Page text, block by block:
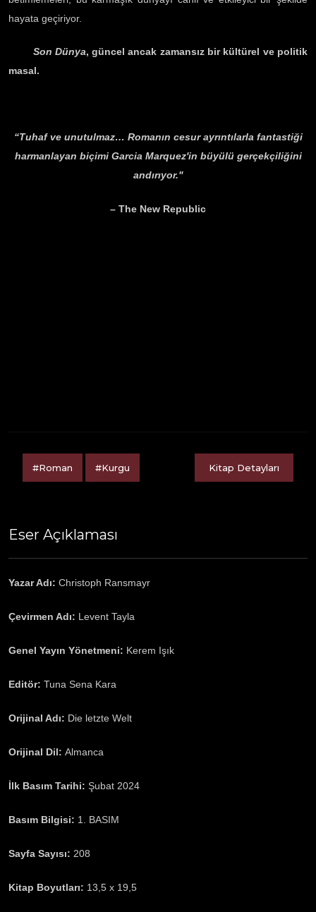
hayata geçiriyor.
Son Dünya, güncel ancak zamansız bir kültürel ve politik
masal.
“Tuhaf ve unutulmaz… Romanın cesur ayrıntılarla fantastiği
harmanlayan biçimi Garcia Marquez'in büyülü gerçekçiliğini
andırıyor."
– The New Republic
#Roman #Kurgu Kitap Detayları
Eser Açıklaması
Yazar Adı: Christoph Ransmayr
Çevirmen Adı: Levent Tayla
Genel Yayın Yönetmeni: Kerem Işık
Editör: Tuna Sena Kara
Orijinal Adı: Die letzte Welt
Orijinal Dil: Almanca
İlk Basım Tarihi: Şubat 2024
Basım Bilgisi: 1. BASIM
Sayfa Sayısı: 208
Kitap Boyutları: 13,5 x 19,5